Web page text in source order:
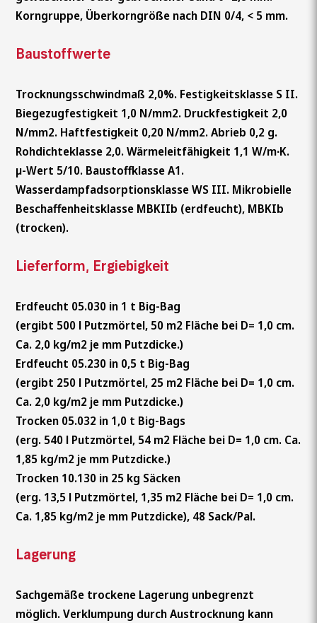
Korngruppe, Überkorngröße nach DIN 0/4, < 5 mm.
Baustoffwerte
Trocknungsschwindmaß 2,0%. Festigkeitsklasse S II.
Biegezugfestigkeit 1,0 N/mm2. Druckfestigkeit 2,0
N/mm2. Haftfestigkeit 0,20 N/mm2. Abrieb 0,2 g.
Rohdichteklasse 2,0. Wärmeleitfähigkeit 1,1 W/m∙K.
µ-Wert 5/10. Baustoffklasse A1.
Wasserdampfadsorptionsklasse WS III. Mikrobielle
Beschaffenheitsklasse MBKIIb (erdfeucht), MBKIb
(trocken).
Lieferform, Ergiebigkeit
Erdfeucht 05.030 in 1 t Big-Bag
(ergibt 500 l Putzmörtel, 50 m2 Fläche bei D= 1,0 cm.
Ca. 2,0 kg/m2 je mm Putzdicke.)
Erdfeucht 05.230 in 0,5 t Big-Bag
(ergibt 250 l Putzmörtel, 25 m2 Fläche bei D= 1,0 cm.
Ca. 2,0 kg/m2 je mm Putzdicke.)
Trocken 05.032 in 1,0 t Big-Bags
(erg. 540 l Putzmörtel, 54 m2 Fläche bei D= 1,0 cm. Ca.
1,85 kg/m2 je mm Putzdicke.)
Trocken 10.130 in 25 kg Säcken
(erg. 13,5 l Putzmörtel, 1,35 m2 Fläche bei D= 1,0 cm.
Ca. 1,85 kg/m2 je mm Putzdicke), 48 Sack/Pal.
Lagerung
Sachgemäße trockene Lagerung unbegrenzt
möglich. Verklumpung durch Austrocknung kann